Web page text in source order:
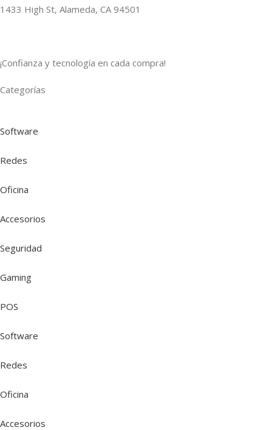
1433 High St, Alameda, CA 94501
¡Confianza y tecnología en cada compra!
Categorías
Software
Redes
Oficina
Accesorios
Seguridad
Gaming
POS
Software
Redes
Oficina
Accesorios